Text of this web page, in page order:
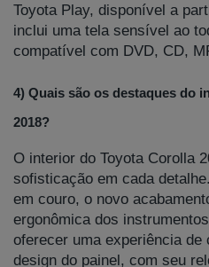
Toyota Play, disponível a
inclui uma tela sensível ao
compatível com DVD, CD,
4) Quais são os destaques do
2018?
O interior do Toyota Corolla
sofisticação em cada
em couro, o novo
ergonômica dos
oferecer uma experiência de
design do painel, com seu